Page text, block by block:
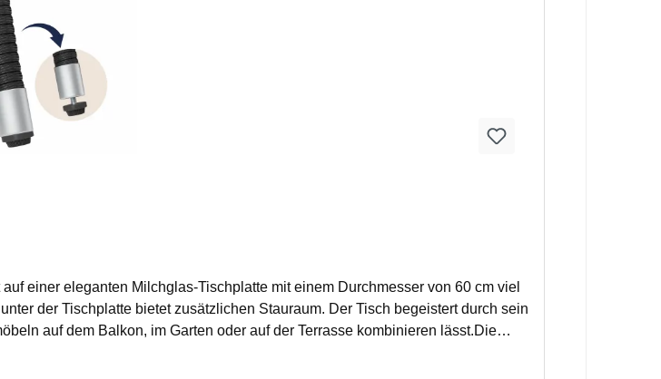
einer eleganten Milchglas-Tischplatte mit einem Durchmesser von 60 cm viel
der Tischplatte bietet zusätzlichen Stauraum. Der Tisch begeistert durch sein
auf dem Balkon, im Garten oder auf der Terrasse kombinieren lässt.Die